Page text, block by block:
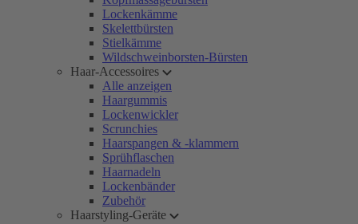
Lockenkämme
Skelettbürsten
Stielkämme
Wildschweinborsten-Bürsten
Haar-Accessoires
Alle anzeigen
Haargummis
Lockenwickler
Scrunchies
Haarspangen & -klammern
Sprühflaschen
Haarnadeln
Lockenbänder
Zubehör
Haarstyling-Geräte